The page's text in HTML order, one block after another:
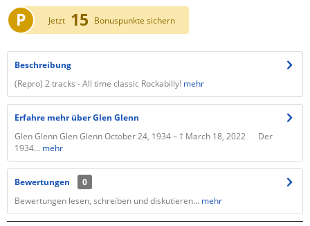
P Jetzt 15 Bonuspunkte sichern
Beschreibung
(Repro) 2 tracks - All time classic Rockabilly! mehr
Erfahre mehr über Glen Glenn
Glen Glenn Glen Glenn October 24, 1934 – † March 18, 2022 Der
1934... mehr
Bewertungen
0
Bewertungen lesen, schreiben und diskutieren... mehr